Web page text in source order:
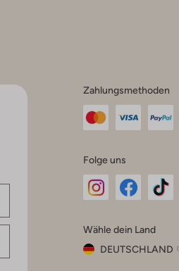
Zahlungsmethoden
Folge uns
Instagram
Facebook
Wähle dein Land
DEUTSCHLAND